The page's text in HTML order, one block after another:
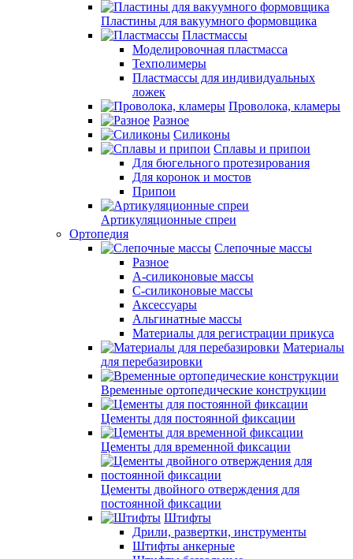
Пластины для вакуумного формовщика
Пластмассы
Моделировочная пластмасса
Техполимеры
Пластмассы для индивидуальных
ложек
Проволока, кламеры
Разное
Силиконы
Сплавы и припои
Для бюгельного протезирования
Для коронок и мостов
Припои
Артикуляционные спреи
Ортопедия
Слепочные массы
Разное
А-силиконовые массы
С-силиконовые массы
Аксессуары
Альгинатные массы
Материалы для регистрации прикуса
Материалы
для перебазировки
Временные ортопедические конструкции
Цементы для постоянной фиксации
Цементы для временной фиксации
Цементы двойного отверждения для
постоянной фиксации
Штифты
Дрили, развертки, инструменты
Штифты анкерные